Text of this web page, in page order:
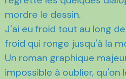
mordre le dessin.
J'ai eu froid tout au long
froid qui ronge jusqu'à la
Un roman graphique
impossible à oublier, qu'on